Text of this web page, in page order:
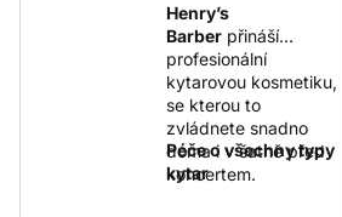
Henry’s
Barber přináší
profesionální
kytarovou kosmetiku,
se kterou to
zvládnete snadno
doma i v šatně před
koncertem.
Péče o všechny typy
kytar